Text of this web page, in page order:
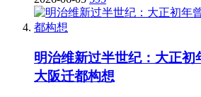
明治维新过半世纪：大正初
大阪迁都构想